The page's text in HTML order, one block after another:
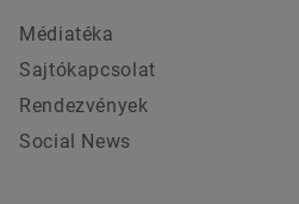
Médiatéka
Sajtókapcsolat
Rendezvények
Social News